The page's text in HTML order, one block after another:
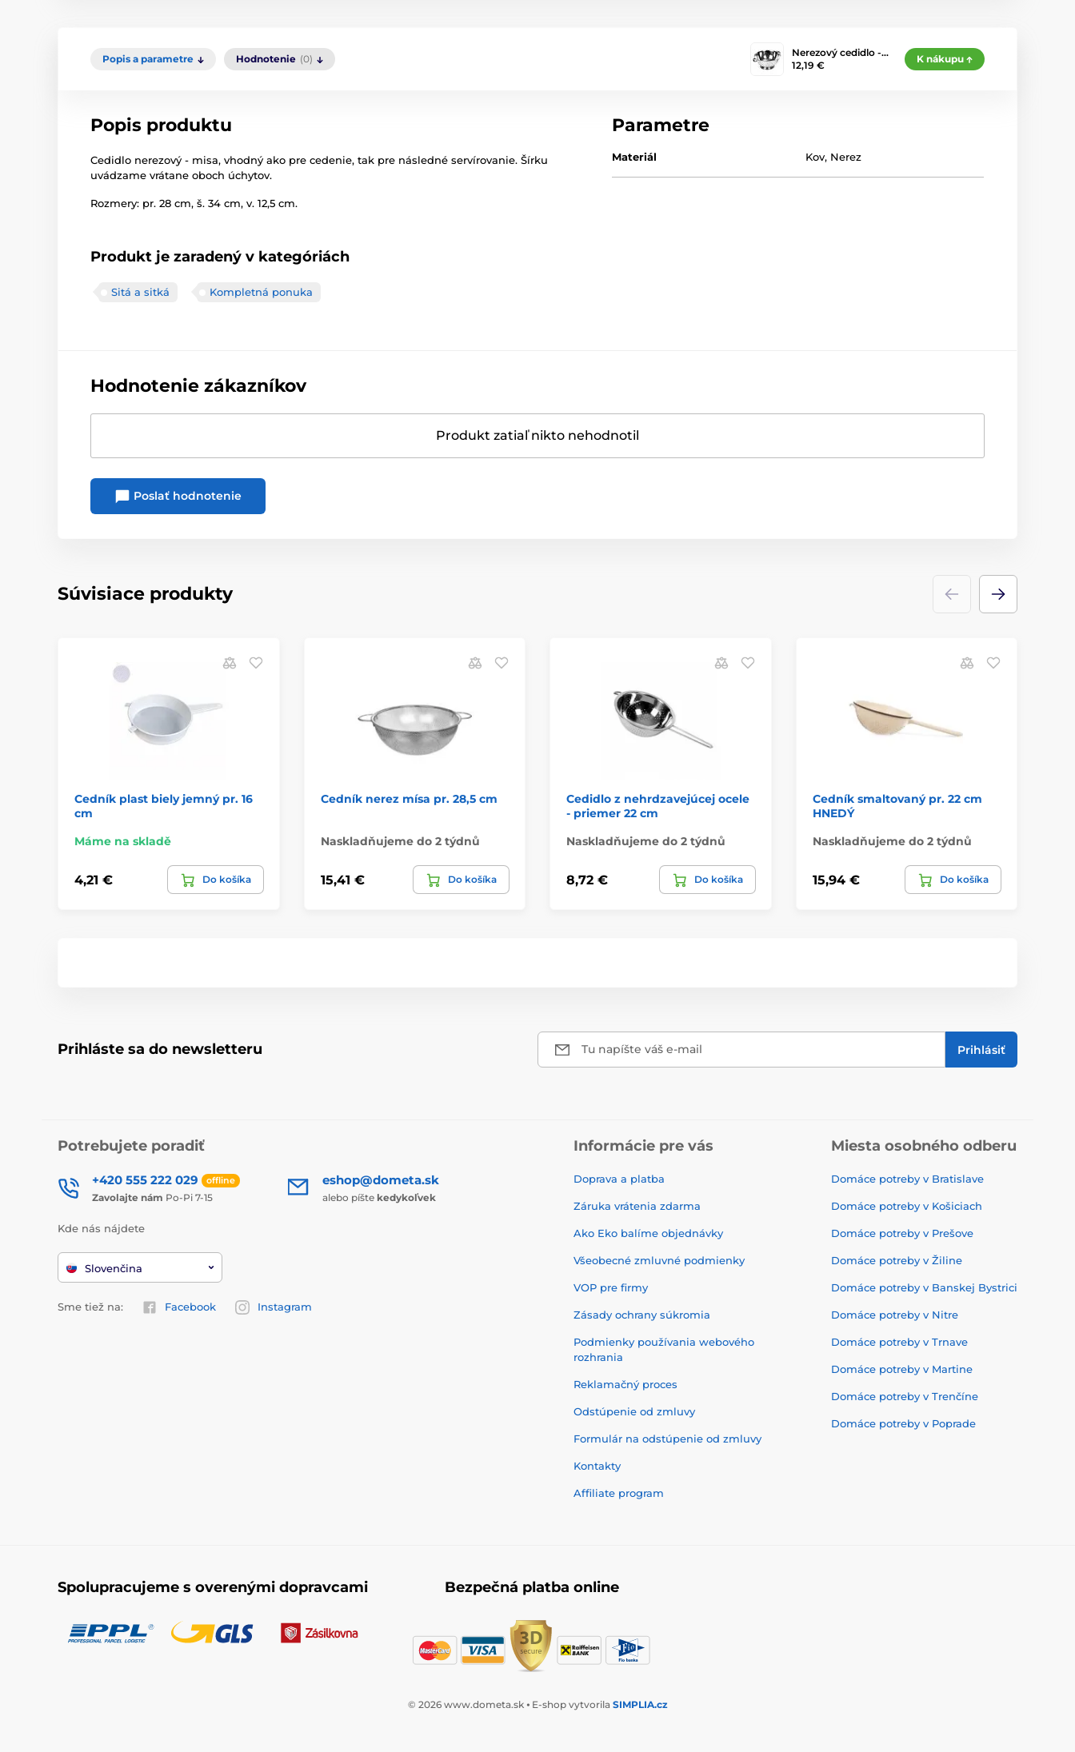
Popis a parametre Hodnotenie (0)
Nerezový cedidlo -…
12,19 €
K nákupu
Popis produktu
Cedidlo nerezový - misa, vhodný ako pre cedenie, tak pre následné servírovanie. Šírku
uvádzame vrátane oboch úchytov.
Rozmery: pr. 28 cm, š. 34 cm, v. 12,5 cm.
Produkt je zaradený v kategóriách
Sitá a sitká Kompletná ponuka
Parametre
Materiál Kov, Nerez
Hodnotenie zákazníkov
Produkt zatiaľ nikto nehodnotil
Poslať hodnotenie
Súvisiace produkty
Cedník plast biely jemný pr. 16
cm
Máme na skladě
4,21 € Do košíka
Cedník nerez mísa pr. 28,5 cm
Naskladňujeme do 2 týdnů
15,41 € Do košíka
Cedidlo z nehrdzavejúcej ocele
- priemer 22 cm
Naskladňujeme do 2 týdnů
8,72 € Do košíka
Cedník smaltovaný pr. 22 cm
HNEDÝ
Naskladňujeme do 2 týdnů
15,94 € Do košíka
Prihláste sa do newsletteru Tu napíšte váš e-mail Prihlásiť
Potrebujete poradiť
+420 555 222 029 offline
Zavolajte nám Po-Pi 7-15
eshop@dometa.sk
alebo píšte kedykoľvek
Kde nás nájdete
Slovenčina
Sme tiež na: Facebook Instagram
Informácie pre vás
Doprava a platba
Záruka vrátenia zdarma
Ako Eko balíme objednávky
Všeobecné zmluvné podmienky
VOP pre firmy
Zásady ochrany súkromia
Podmienky používania webového
rozhrania
Reklamačný proces
Odstúpenie od zmluvy
Formulár na odstúpenie od zmluvy
Kontakty
Affiliate program
Miesta osobného odberu
Domáce potreby v Bratislave
Domáce potreby v Košiciach
Domáce potreby v Prešove
Domáce potreby v Žiline
Domáce potreby v Banskej Bystrici
Domáce potreby v Nitre
Domáce potreby v Trnave
Domáce potreby v Martine
Domáce potreby v Trenčíne
Domáce potreby v Poprade
Spolupracujeme s overenými dopravcami Bezpečná platba online
© 2026 www.dometa.sk ⦁ E-shop vytvorila SIMPLIA.cz